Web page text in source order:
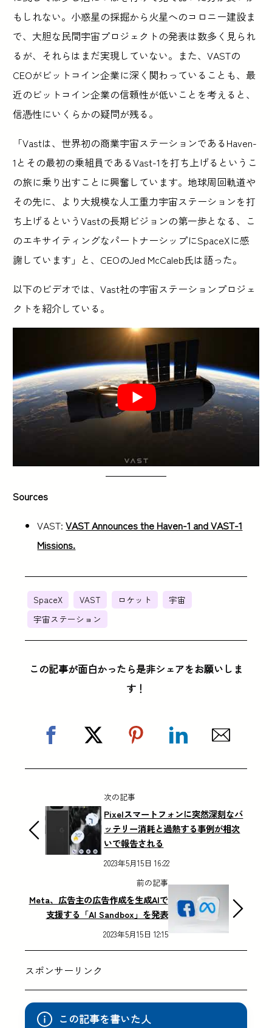
もしれない。小惑星の採掘から火星へのコロニー建設ま
で、大胆な民間宇宙プロジェクトの発表は数多く見られ
るが、それらはまだ実現していない。また、VASTの
CEOがビットコイン企業に深く関わっていることも、最
近のビットコイン企業の信頼性が低いことを考えると、
信憑性にいくらかの疑問が残る。
「Vastは、世界初の商業宇宙ステーションであるHaven-
1とその最初の乗組員であるVast-1を打ち上げるというこ
の旅に乗り出すことに興奮しています。地球周回軌道や
その先に、より大規模な人工重力宇宙ステーションを打
ち上げるというVastの長期ビジョンの第一歩となる、こ
のエキサイティングなパートナーシップにSpaceXに感
謝しています」と、CEOのJed McCaleb氏は語った。
以下のビデオでは、Vast社の宇宙ステーションプロジェ
クトを紹介している。
Sources
VAST:VAST Announces the Haven-1 and VAST-1
Missions.
SpaceX VAST ロケット
宇宙
宇宙ステーション
この記事が面白かったら是非シェアをお願いしま
す！
次の記事
Pixelスマートフォンに突然深刻なバ
ッテリー消耗と過熱する事例が相次
いで報告される
2023年5月15日 16:22
前の記事
Meta、広告主の広告作成を生成AIで
支援する「AI Sandbox」を発表
2023年5月15日 12:15
スポンサーリンク
この記事を書いた人